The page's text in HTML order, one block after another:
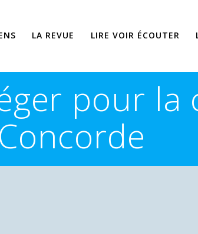
LA REVUE LIRE VOIR ÉCOUTER
pour